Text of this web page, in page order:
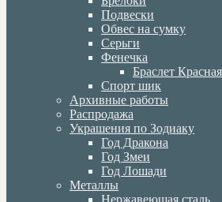
Подвески
Обвес на сумку
Серьги
Фенечка
Браслет
Спорт шик
Архивные работы
Распродажа
Украшения по Зодиаку
Год Дракона
Год Змеи
Год Лошади
Металлы
Нержавеющая сталь